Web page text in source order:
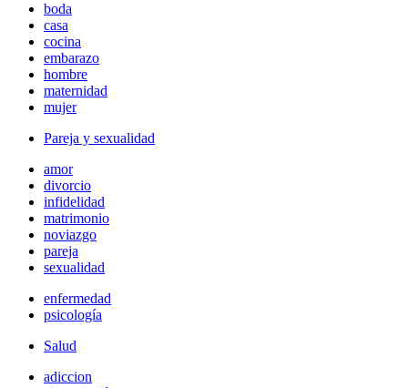
boda
casa
cocina
embarazo
hombre
maternidad
mujer
Pareja y sexualidad
amor
divorcio
infidelidad
matrimonio
noviazgo
pareja
sexualidad
enfermedad
psicología
Salud
adiccion